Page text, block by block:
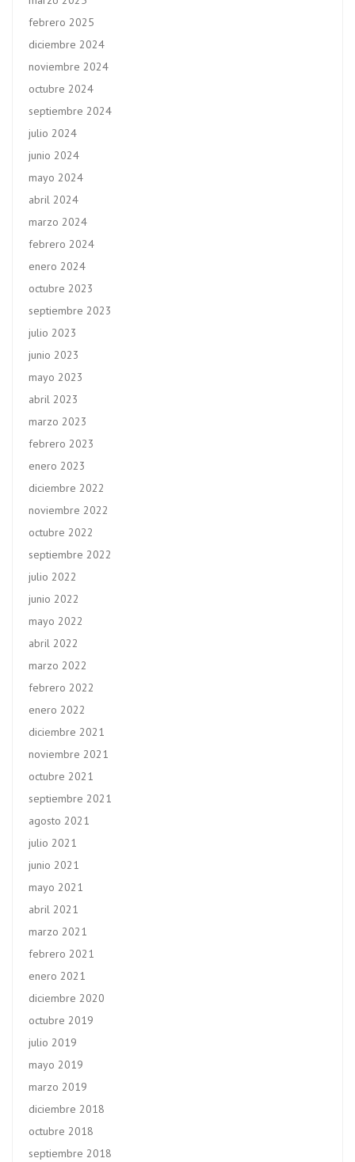
febrero 2025
diciembre 2024
noviembre 2024
octubre 2024
septiembre 2024
julio 2024
junio 2024
mayo 2024
abril 2024
marzo 2024
febrero 2024
enero 2024
octubre 2023
septiembre 2023
julio 2023
junio 2023
mayo 2023
abril 2023
marzo 2023
febrero 2023
enero 2023
diciembre 2022
noviembre 2022
octubre 2022
septiembre 2022
julio 2022
junio 2022
mayo 2022
abril 2022
marzo 2022
febrero 2022
enero 2022
diciembre 2021
noviembre 2021
octubre 2021
septiembre 2021
agosto 2021
julio 2021
junio 2021
mayo 2021
abril 2021
marzo 2021
febrero 2021
enero 2021
diciembre 2020
octubre 2019
julio 2019
mayo 2019
marzo 2019
diciembre 2018
octubre 2018
septiembre 2018